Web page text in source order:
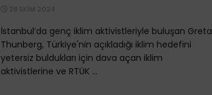
28 EKIM 2024
İstanbul’da genç iklim aktivistleriyle buluşan Greta
Thunberg, Türkiye'nin açıkladığı iklim hedefini
yetersiz buldukları için dava açan iklim
aktivistlerine ve RTÜK ...